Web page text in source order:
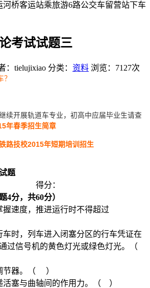
河桥客运站乘旅游6路公交车留营站下车
考试试题三
：tielujixiao 分类： 资料 浏览：7127次
？
续开展轨道车专业，初高中应届毕业生请查
年春季招生简章
路技校2015年短期培训招生
题
： 得分：
4分，共60分）
握速度，推进运行时不得超过
车时，列车进入闭塞分区的行车凭证在
过信号机的黄色灯光或绿色灯光。（
节器。（ ）
活塞与曲轴间的作用力。（ ）